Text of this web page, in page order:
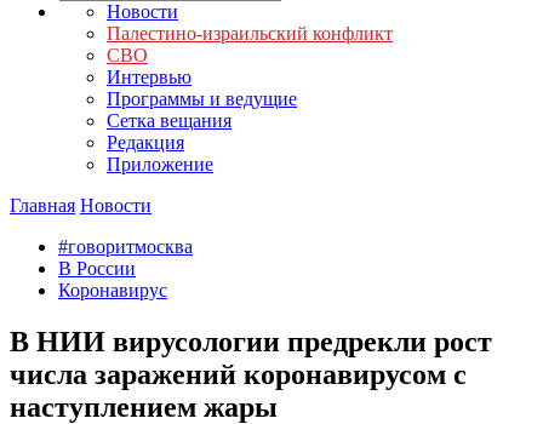
Новости
Палестино-израильский конфликт
СВО
Интервью
Программы и ведущие
Сетка вещания
Редакция
Приложение
Главная Новости
#говоритмосква
В России
Коронавирус
В НИИ вирусологии предрекли рост
числа заражений коронавирусом с
наступлением жары